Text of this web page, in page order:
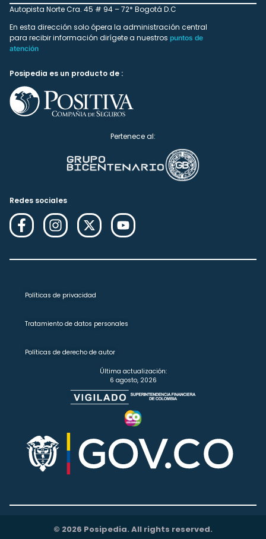
Autopista Norte Cra. 45 # 94 – 72* Bogotá D.C
En esta dirección solo ópera la administración central
para recibir información dirígete a nuestros puntos de
atención
Posipedia es un producto de :
Pertenece al:
Redes sociales
Políticas de privacidad
Tratamiento de datos personales
Políticas de derecho de autor
Última actualización:
6 agosto, 2026
© 2026 Posipedia. All rights reserved.